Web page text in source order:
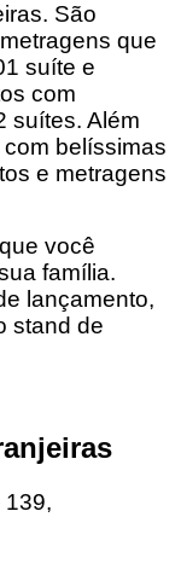
São
que
suíte e
com
suítes. Além
belíssimas
e metragens
você
família.
lançamento,
stand de
139,